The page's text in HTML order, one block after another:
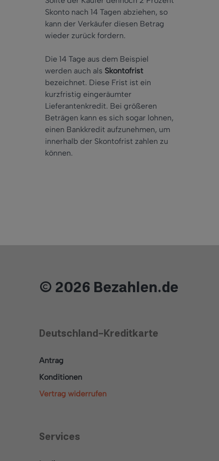
Skonto nach 14 Tagen abziehen, so
kann der Verkäufer diesen Betrag
wieder zurück fordern.
Die 14 Tage aus dem Beispiel
werden auch als Skontofrist
bezeichnet. Diese Frist ist ein
kurzfristig eingeräumter
Lieferantenkredit. Bei größeren
Beträgen kann es sich sogar lohnen,
einen Bankkredit aufzunehmen, um
innerhalb der Skontofrist zahlen zu
können.
© 2026 Bezahlen.de
Deutschland-Kreditkarte
Antrag
Konditionen
Vertrag widerrufen
Services